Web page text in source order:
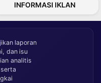
INFORMASI IKLAN
laporan
dan isu
analitis